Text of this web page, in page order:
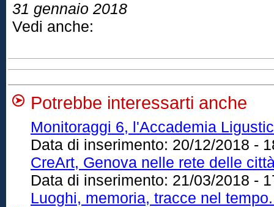
31 gennaio 2018
Vedi anche:
Potrebbe interessarti anche
Monitoraggi 6, l'Accademia
Data di inserimento: 20/12/2018 -
CreArt, Genova nelle rete delle
Data di inserimento: 21/03/2018 -
Luoghi, memoria, tracce nel